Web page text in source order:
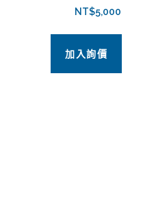
NT$5,000
加入詢價